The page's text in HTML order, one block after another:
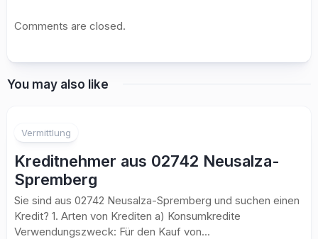
Comments are closed.
You may also like
Vermittlung
Kreditnehmer aus 02742 Neusalza-
Spremberg
Sie sind aus 02742 Neusalza-Spremberg und suchen einen
Kredit? 1. Arten von Krediten a) Konsumkredite
Verwendungszweck: Für den Kauf von...